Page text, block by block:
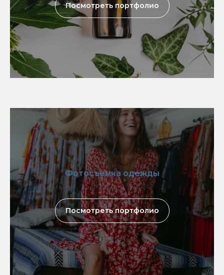
Посмотреть портфолио
Фотосъемка одежды
Посмотреть портфолио